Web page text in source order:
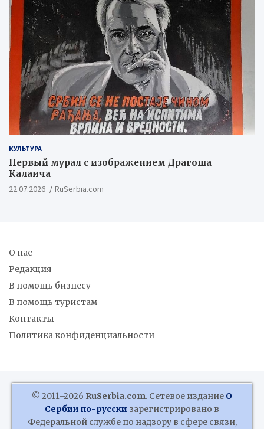
КУЛЬТУРА
Первый мурал с изображением Драгоша
Калаича
22.07.2026 RuSerbia.com
О нас
Редакция
В помощь бизнесу
В помощь туристам
Контакты
Политика конфиденциальности
© 2011–2026 RuSerbia.com. Сетевое издание О
Сербии по-русски зарегистрировано в
Федеральной службе по надзору в сфере связи,